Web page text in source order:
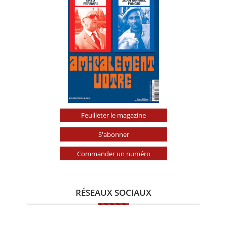
Feuilleter le magazine
S'abonner
Commander un numéro
RÉSEAUX SOCIAUX